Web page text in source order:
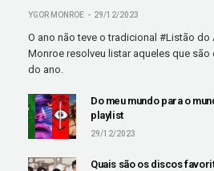
YGOR MONROE 29/12/2023
O ano não teve o tradicional #Listão
Monroe resolveu listar aqueles que
do ano.
Do meu mundo para o
playlist
29/12/2023
Quais são os discos